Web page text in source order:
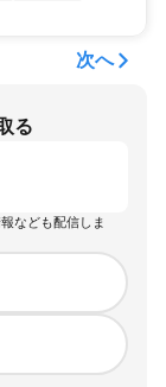
次へ
る
なども配信しま